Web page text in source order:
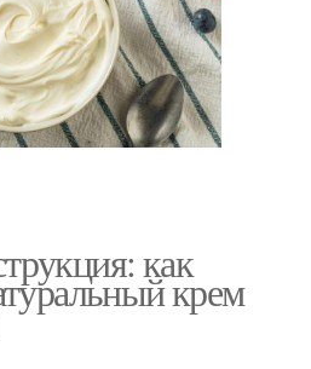
Крем для сухой кожи
как
крем